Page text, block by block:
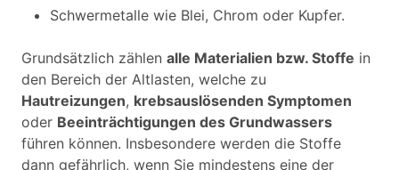
Schwermetalle wie Blei, Chrom oder Kupfer.
Grundsätzlich zählen alle Materialien bzw. Stoffe in
den Bereich der Altlasten, welche zu
Hautreizungen, krebsauslösenden Symptomen
oder Beeinträchtigungen des Grundwassers
führen können. Insbesondere werden die Stoffe
dann gefährlich, wenn Sie mindestens eine der